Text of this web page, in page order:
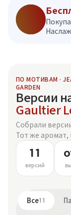
ПО МОТИВАМ ·
GARDEN
Версии
Gaultier
Собрали
Тот же аромат,
11
версий
Все11